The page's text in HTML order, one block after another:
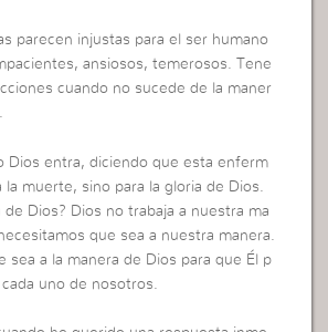
parecen injustas para el ser humano
ansiosos, temerosos. Tene
cuando no sucede de la maner
Dios entra, diciendo que esta enferm
la muerte, sino para la gloria de Dios.
de Dios? Dios no trabaja a nuestra ma
que sea a nuestra manera.
sea a la manera de Dios para que Él p
uno de nosotros.